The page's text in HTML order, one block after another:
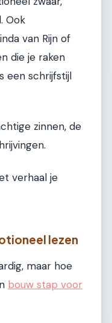
Ook
van Rijn of
die je raken
een schrijfstijl
zinnen, de
verhaal je
lezen
maar hoe
bouw stap voor